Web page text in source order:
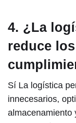
4. ¿La
reduce
Sí La logística
innecesarios,
almacenamiento